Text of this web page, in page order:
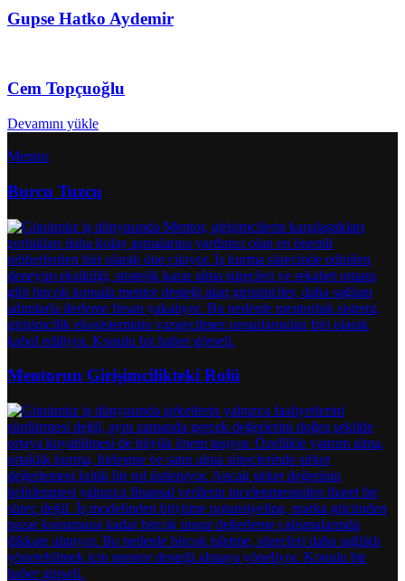
Gupse Hatko Aydemir
Cem Topçuoğlu
Devamını yükle
Mentor
Burcu Tuzcu
Mentorun Girişimcilikteki Rolü